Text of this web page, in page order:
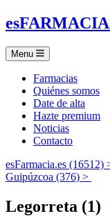
esFARMACIA
Menu
Farmacias
Quiénes somos
Date de alta
Hazte premium
Noticias
Contacto
esFarmacia.es (16512)
Guipúzcoa (376) >
Legorreta (1)